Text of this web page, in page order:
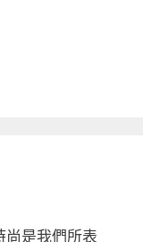
尚是我們所表